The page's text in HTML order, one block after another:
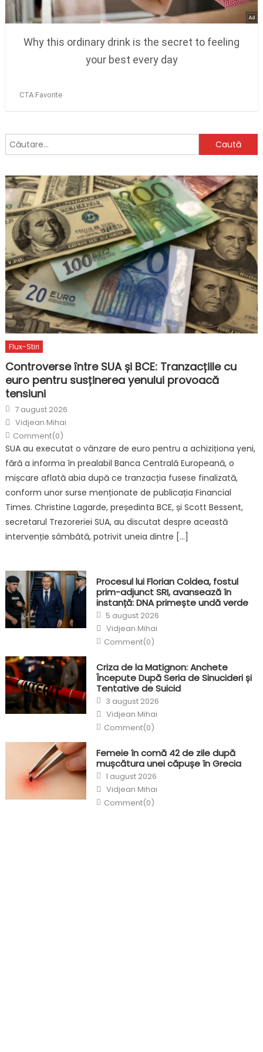
Caută
după:
Flux-Stiri
Controverse între SUA și BCE: Tranzacțiile cu
euro pentru susținerea yenului provoacă
tensiuni
Posted
on
7 august 2026
Author
Vidjean Mihai
Comment(0)
SUA au executat o vânzare de euro pentru a achiziționa yeni,
fără a informa în prealabil Banca Centrală Europeană, o
mișcare aflată abia după ce tranzacția fusese finalizată,
conform unor surse menționate de publicația Financial
Times. Christine Lagarde, președinta BCE, și Scott Bessent,
secretarul Trezoreriei SUA, au discutat despre această
intervenție sâmbătă, potrivit uneia dintre […]
Procesul lui Florian Coldea, fostul
prim-adjunct SRI, avansează în
instanță: DNA primește undă verde
Posted
on
5 august 2026
Author
Vidjean Mihai
Comment(0)
Criza de la Matignon: Anchete
Începute După Seria de Sinucideri și
Tentative de Suicid
Posted
on
3 august 2026
Author
Vidjean Mihai
Comment(0)
Femeie în comă 42 de zile după
mușcătura unei căpușe în Grecia
Posted
on
1 august 2026
Author
Vidjean Mihai
Comment(0)